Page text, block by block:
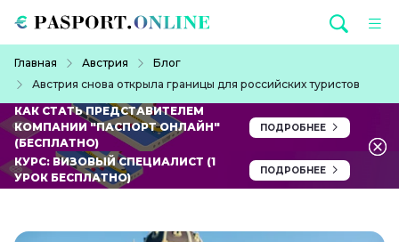
Главная Австрия
Блог
Австрия снова открыла границы для российских туристов
КАК СТАТЬ ПРЕДСТАВИТЕЛЕМ
КОМПАНИИ "ПАСПОРТ ОНЛАЙН"
(БЕСПЛАТНО)
ПОДРОБНЕЕ
КУРС: ВИЗОВЫЙ СПЕЦИАЛИСТ (1
УРОК БЕСПЛАТНО)
ПОДРОБНЕЕ